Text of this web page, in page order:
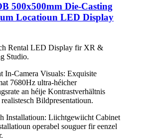
500x500mm Die-Casting
Locatioun LED Display
Rental LED Display fir XR &
Studio.
In-Camera Visuals: Exquisite
7680Hz ultra-héicher
an héije Kontrastverhältnis
realistesch Bildpresentatioun.
Installatioun: Liichtgewiicht Cabinet
operabel souguer fir eenzel